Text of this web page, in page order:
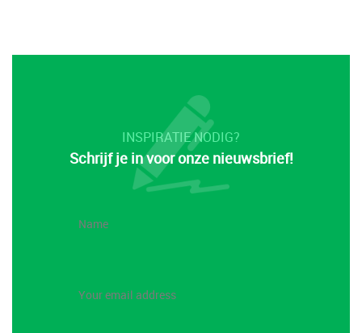
INSPIRATIE NODIG?
Schrijf je in voor onze nieuwsbrief!